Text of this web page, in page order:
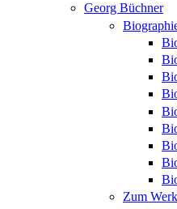
Georg Büchner
Zum Werk